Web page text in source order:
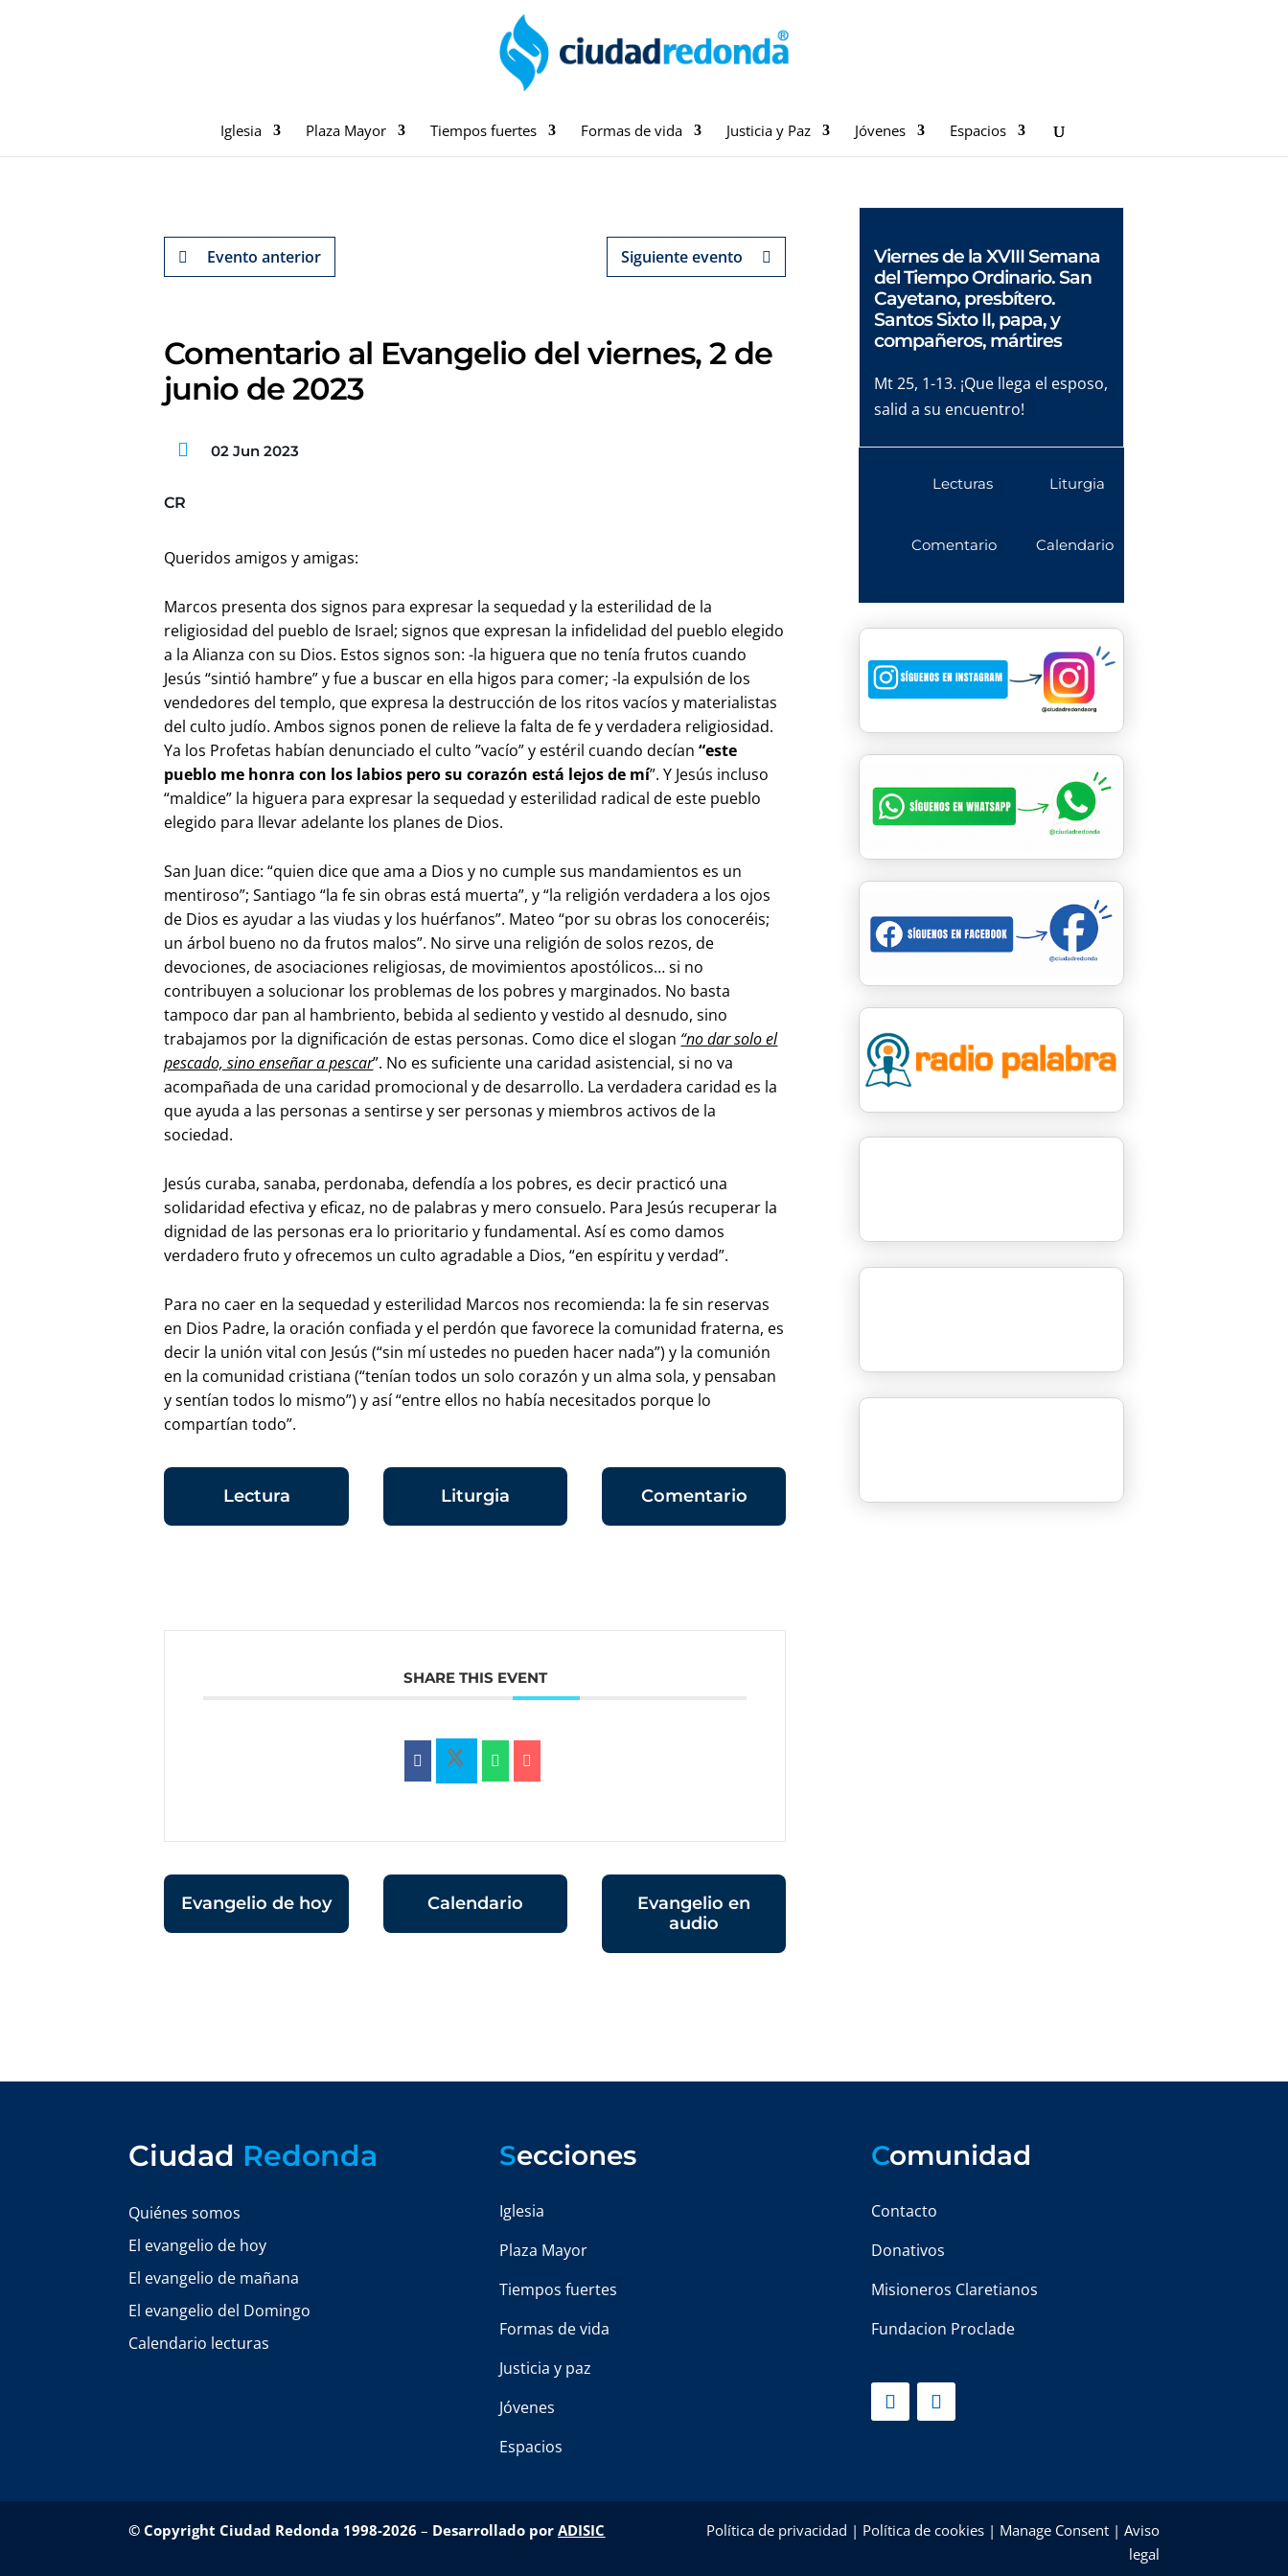
Iglesia Plaza Mayor Tiempos fuertes Formas de vida Justicia y Paz Jóvenes Espacios
Evento anterior Siguiente evento
Comentario al Evangelio del viernes, 2 de
junio de 2023
02 Jun 2023
CR
Queridos amigos y amigas:
Marcos presenta dos signos para expresar la sequedad y la esterilidad de la
religiosidad del pueblo de Israel; signos que expresan la infidelidad del pueblo elegido
a la Alianza con su Dios. Estos signos son: -la higuera que no tenía frutos cuando
Jesús “sintió hambre” y fue a buscar en ella higos para comer; -la expulsión de los
vendedores del templo, que expresa la destrucción de los ritos vacíos y materialistas
del culto judío. Ambos signos ponen de relieve la falta de fe y verdadera religiosidad.
Ya los Profetas habían denunciado el culto ”vacío” y estéril cuando decían“este
pueblo me honra con los labios pero su corazón está lejos de mí”. Y Jesús incluso
“maldice” la higuera para expresar la sequedad y esterilidad radical de este pueblo
elegido para llevar adelante los planes de Dios.
San Juan dice: “quien dice que ama a Dios y no cumple sus mandamientos es un
mentiroso”; Santiago “la fe sin obras está muerta”, y “la religión verdadera a los ojos
de Dios es ayudar a las viudas y los huérfanos”. Mateo “por su obras los conoceréis;
un árbol bueno no da frutos malos”. No sirve una religión de solos rezos, de
devociones, de asociaciones religiosas, de movimientos apostólicos… si no
contribuyen a solucionar los problemas de los pobres y marginados. No basta
tampoco dar pan al hambriento, bebida al sediento y vestido al desnudo, sino
trabajamos por la dignificación de estas personas. Como dice el slogan “no dar solo el
pescado, sino enseñar a pescar”. No es suficiente una caridad asistencial, si no va
acompañada de una caridad promocional y de desarrollo. La verdadera caridad es la
que ayuda a las personas a sentirse y ser personas y miembros activos de la
sociedad.
Jesús curaba, sanaba, perdonaba, defendía a los pobres, es decir practicó una
solidaridad efectiva y eficaz, no de palabras y mero consuelo. Para Jesús recuperar la
dignidad de las personas era lo prioritario y fundamental. Así es como damos
verdadero fruto y ofrecemos un culto agradable a Dios, “en espíritu y verdad”.
Para no caer en la sequedad y esterilidad Marcos nos recomienda: la fe sin reservas
en Dios Padre, la oración confiada y el perdón que favorece la comunidad fraterna, es
decir la unión vital con Jesús (“sin mí ustedes no pueden hacer nada”) y la comunión
en la comunidad cristiana (“tenían todos un solo corazón y un alma sola, y pensaban
y sentían todos lo mismo”) y así “entre ellos no había necesitados porque lo
compartían todo”.
Lectura Liturgia Comentario
SHARE THIS EVENT
Evangelio de hoy Calendario
Evangelio en
audio
Viernes de la XVIII Semana
del Tiempo Ordinario. San
Cayetano, presbítero.
Santos Sixto II, papa, y
compañeros, mártires
Mt 25, 1-13. ¡Que llega el esposo,
salid a su encuentro!
Lecturas
Comentario
Liturgia
Calendario
Ciudad Redonda
Quiénes somos
El evangelio de hoy
El evangelio de mañana
El evangelio del Domingo
Calendario lecturas
Secciones
Iglesia
Plaza Mayor
Tiempos fuertes
Formas de vida
Justicia y paz
Jóvenes
Espacios
Comunidad
Contacto
Donativos
Misioneros Claretianos
Fundacion Proclade
© Copyright Ciudad Redonda 1998-2026 – Desarrollado porADISIC Política de privacidad | Política de cookies| Manage Consent| Aviso
legal